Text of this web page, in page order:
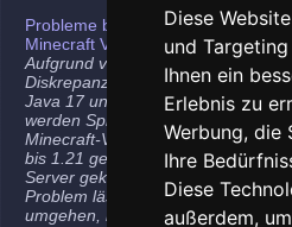
Diese
und
Ihnen ein
Erlebnis zu
Werbung, die
Ihre
Diese
außerdem,
Probleme bei neueren
Minecraft Versionen
Aufgrund von
Diskrepanzen zwischen
Java 17 und Java 21
werden Spieler auf den
Minecraft-Versionen 1.20.5
bis 1.21 gelegentlich vom
Server gekickt. Das
Problem lässt sich
umgehen, indem ihr die